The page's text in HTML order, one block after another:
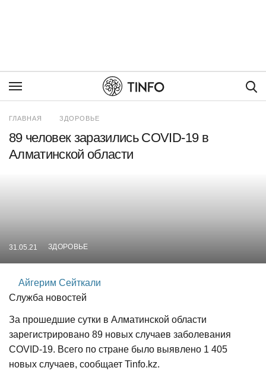
ГЛАВНАЯ ЗДОРОВЬЕ
89 человек заразились COVID-19 в
Алматинской области
31.05.21 ЗДОРОВЬЕ
Айгерим Сейткали
Служба новостей
За прошедшие сутки в Алматинской области
зарегистрировано 89 новых случаев заболевания
COVID-19. Всего по стране было выявлено 1 405
новых случаев, сообщает Tinfo.kz.